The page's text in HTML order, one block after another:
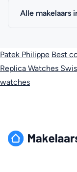
Alle makelaars
Patek Philippe Best
Replica Watches
watches